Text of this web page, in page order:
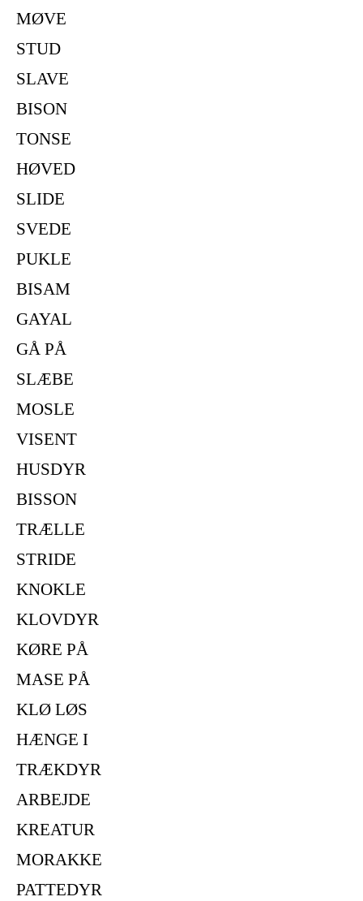
MØVE
STUD
SLAVE
BISON
TONSE
HØVED
SLIDE
SVEDE
PUKLE
BISAM
GAYAL
GÅ PÅ
SLÆBE
MOSLE
VISENT
HUSDYR
BISSON
TRÆLLE
STRIDE
KNOKLE
KLOVDYR
KØRE PÅ
MASE PÅ
KLØ LØS
HÆNGE I
TRÆKDYR
ARBEJDE
KREATUR
MORAKKE
PATTEDYR